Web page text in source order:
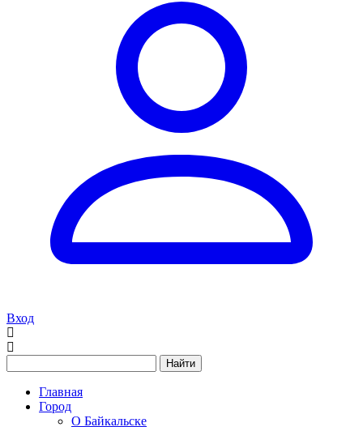
Вход
Найти
Главная
Город
О Байкальске